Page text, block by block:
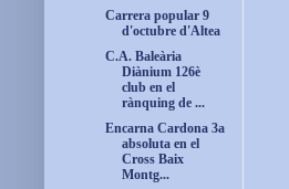
Carrera popular 9
d'octubre d'Altea
C.A. Baleària
Diànium 126è
club en el
rànquing de ...
Encarna Cardona 3a
absoluta en el
Cross Baix
Montg...